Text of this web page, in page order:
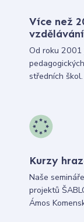
Více než
Od roku 2001
středních škol.
Kurzy
Naše
projektů
Ámos